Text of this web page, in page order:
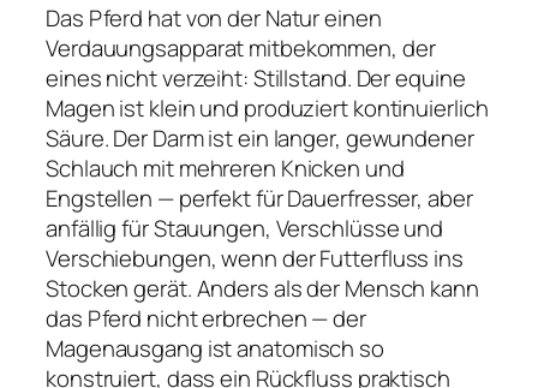
Das Pferd hat von der Natur einen
Verdauungsapparat mitbekommen, der
eines nicht verzeiht: Stillstand. Der equine
Magen ist klein und produziert kontinuierlich
Säure. Der Darm ist ein langer, gewundener
Schlauch mit mehreren Knicken und
Engstellen — perfekt für Dauerfresser, aber
anfällig für Stauungen, Verschlüsse und
Verschiebungen, wenn der Futterfluss ins
Stocken gerät. Anders als der Mensch kann
das Pferd nicht erbrechen — der
Magenausgang ist anatomisch so
konstruiert, dass ein Rückfluss praktisch